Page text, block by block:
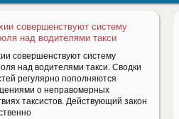
совершенствуют систему
над водителями такси
совершенствуют систему
над водителями такси. Сводки
регулярно пополняются
о неправомерных
таксистов. Действующий закон